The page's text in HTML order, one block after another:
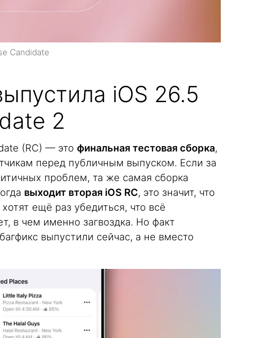
Candidate
iOS 26.5
2
(RC) — это финальная тестовая сборка,
перед публичным выпуском. Если за
проблем, та же самая сборка
выходит вторая iOS RC, это значит, что
ещё раз убедиться, что всё
в чем именно загвоздка. Но факт
выпустили сейчас, а не вместо